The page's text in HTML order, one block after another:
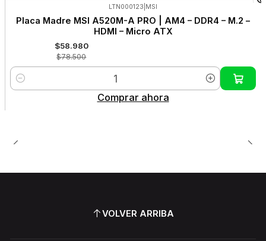
-25%
OFF
LTN000123 MSI
Placa Madre MSI A520M-A PRO | AM4 – DDR4 – M.2 –
HDMI – Micro ATX
$58.980
$78.500
Cantidad
Comprar ahora
VOLVER ARRIBA